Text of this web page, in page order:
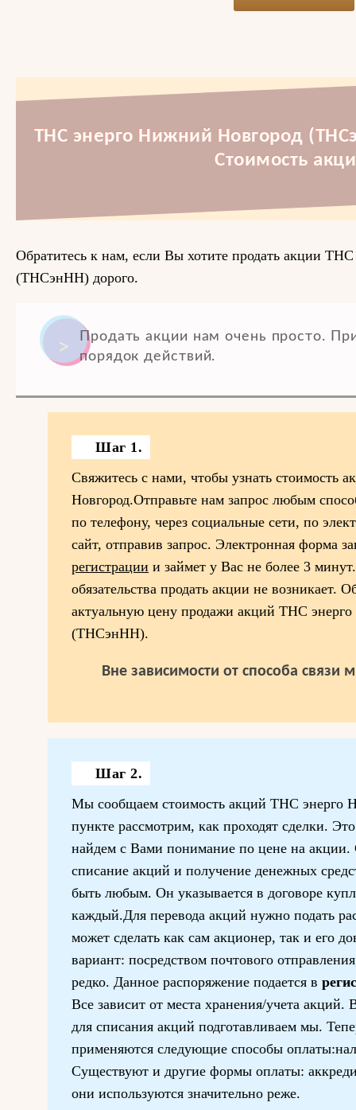
ТНС энерго Нижний Новгород
Стоимость
Обратитесь к нам, если Вы хотите продать акции
(ТНСэнНН) дорого.
Продать акции нам очень просто.
порядок действий.
Шаг 1.
Свяжитесь с нами, чтобы узнать стоимость
Новгород.Отправьте нам запрос любым
по телефону, через социальные сети, по
сайт, отправив запрос. Электронная форма
регистрации и займет у Вас не более 3
обязательства продать акции не возникает.
актуальную цену продажи акций ТНС
(ТНСэнНН).
Вне зависимости от способа связи
Шаг 2.
Мы сообщаем стоимость акций ТНС энерго
пункте рассмотрим, как проходят сделки.
найдем с Вами понимание по цене на акции.
списание акций и получение денежных
быть любым. Он указывается в договоре
каждый.Для перевода акций нужно подать
может сделать как сам акционер, так и его
вариант: посредством почтового
редко. Данное распоряжение подается в
Все зависит от места хранения/учета
для списания акций подготавливаем мы.
применяются следующие способы
Существуют и другие формы оплаты:
они используются значительно реже.